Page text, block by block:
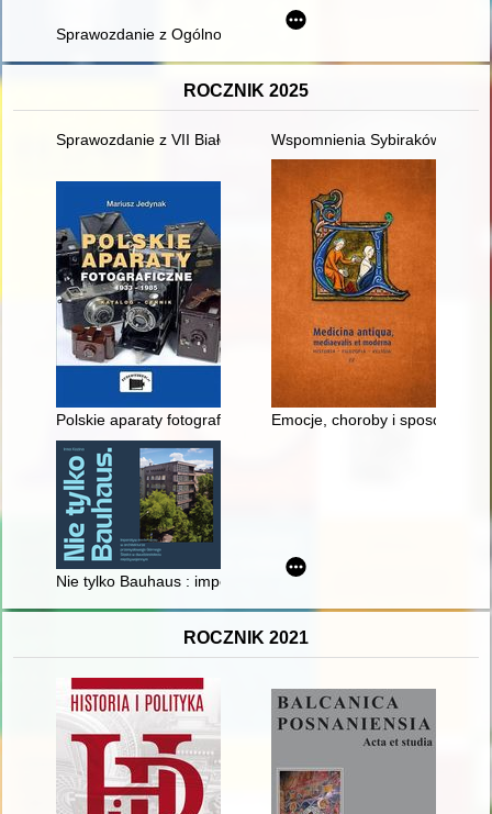
Sprawozdanie z Ogólnopolskiej Konferencji Naukowej
ROCZNIK 2025
Sprawozdanie z VII Białostockiej Letniej Szkoły Historii
Wspomnienia Sybiraków :
Polskie aparaty fotograficzne 1933-1985 : katalog, cennik
Emocje, choroby i sposoby
Nie tylko Bauhaus : imperatyw modernizmu w architekturze
ROCZNIK 2021